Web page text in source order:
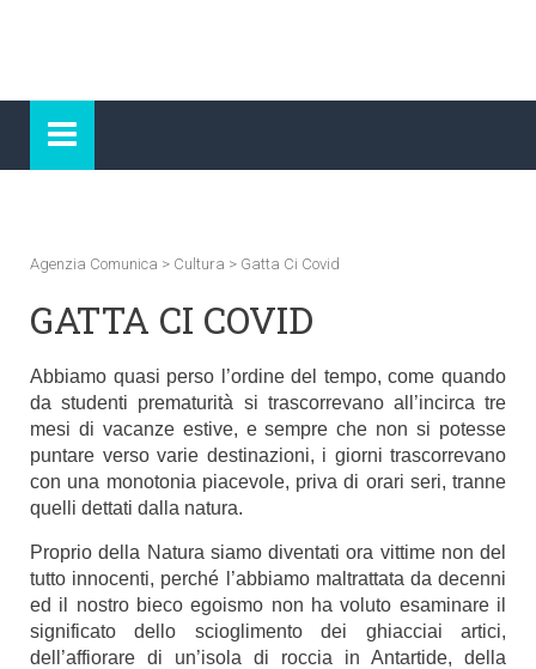
Agenzia Comunica > Cultura > Gatta Ci Covid
GATTA CI COVID
Abbiamo quasi perso l’ordine del tempo, come quando
da studenti prematurità si trascorrevano all’incirca tre
mesi di vacanze estive, e sempre che non si potesse
puntare verso varie destinazioni, i giorni trascorrevano
con una monotonia piacevole, priva di orari seri, tranne
quelli dettati dalla natura.
Proprio della Natura siamo diventati ora vittime non del
tutto innocenti, perché l’abbiamo maltrattata da decenni
ed il nostro bieco egoismo non ha voluto esaminare il
significato dello scioglimento dei ghiacciai artici,
dell’affiorare di un’isola di roccia in Antartide, della